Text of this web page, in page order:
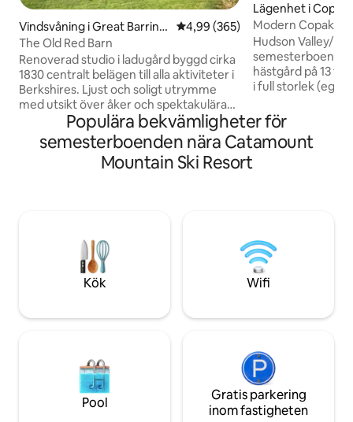
Vindsvåning i Great Barring
ton
4,99 av 5 i genomsnittligt
4,99 (365)
The Old Red Barn
Renoverad studio i ladugård byggd cirka
1830 centralt belägen till alla aktiviteter i
Berkshires. Ljust och soligt utrymme
med utsikt över åker och spektakulära
solnedgångar. Öppet loft på
övervåningen sovrum med tallgolv,
catherial tak, synliga bjälkar, fullt utrustat
kök , badrum och tvättmaskin och
tillhandahåller alla grundläggande
hushållsartiklar. Vi inbjuder alla att njuta
av vår gamla röda ladugård.
Lägenhet i
Modern Copake
minuter till
Hudson Valley/
hästgård på 13
i full storlek
separat sovrum,
pentry med
ett mat- och
det finns ingen
Populära bekvämligheter för
semesterboenden nära Catamount
Mountain Ski Resort
Kök Wifi
Pool
Gratis parkering
inom fastigheten